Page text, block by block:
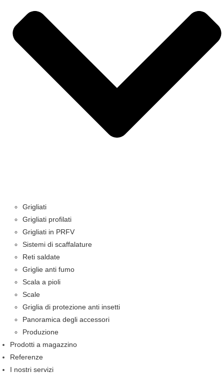
Grigliati
Grigliati profilati
Grigliati in PRFV
Sistemi di scaffalature
Reti saldate
Griglie anti fumo
Scala a pioli
Scale
Griglia di protezione anti insetti
Panoramica degli accessori
Produzione
Prodotti a magazzino
Referenze
I nostri servizi